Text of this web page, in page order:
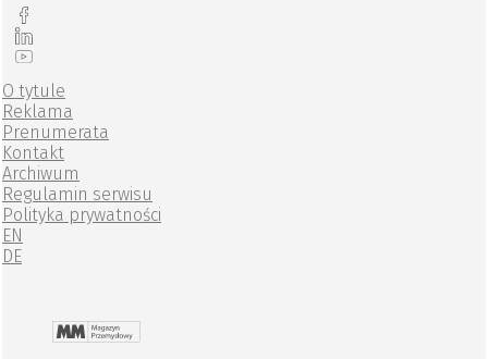
O tytule
Reklama
Prenumerata
Kontakt
Archiwum
Regulamin serwisu
Polityka prywatności
EN
DE